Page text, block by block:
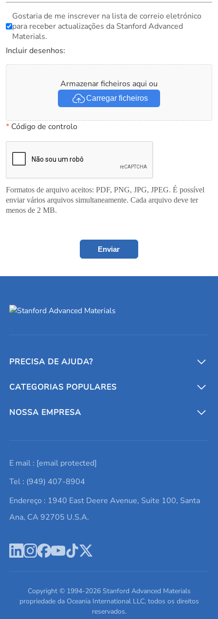
Gostaria de me inscrever na lista de correio eletrónico
para receber actualizações da Stanford Advanced
Materials.
Incluir desenhos:
Armazenar ficheiros aqui ou
Carregar ficheiros
*Código de controlo
Formatos de arquivo aceitos: PDF, PNG, JPG, JPEG. É possível
enviar vários arquivos simultaneamente. Cada arquivo deve ter
menos de 2 MB.
Enviar
PRECISA DE AJUDA?
Conversores e calculadoras
Entre em contato conosco
Lista de consultas
Termos e Condições
Política de Privacidade
CATEGORIAS POPULARES
Metais refratários
Elementos de terras raras
Alvos de pulverização catódica
Ácido hialurônico
NOSSA EMPRESA
Promoções atuais
Notícias e blogs
Estudos de caso
Escreva para nós
E mail : [email protected]
Tel : (949) 407-8904
Endereço : 1940 East Deere Avenue, Suite 100, Santa
Ana, CA 92705 U.S.A.
Copyright © 1994-2026Stanford Advanced Materials
propriedade da Oceania International LLC, todos os direitos
reservados.